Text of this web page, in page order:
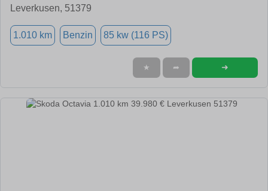
Leverkusen, 51379
1.010 km Benzin 85 kw (116 PS)
★ ➦ ➜